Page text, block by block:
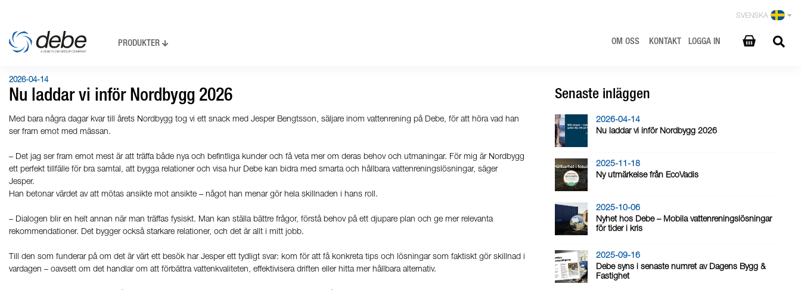
SVENSKA
PRODUKTER OM OSS KONTAKT LOGGA IN
2026-04-14
Nu laddar vi inför Nordbygg 2026
Med bara några dagar kvar till årets Nordbygg tog vi ett snack med Jesper Bengtsson, säljare inom vattenrening på Debe, för att höra vad han
ser fram emot med mässan.
– Det jag ser fram emot mest är att träffa både nya och befintliga kunder och få veta mer om deras behov och utmaningar. För mig är Nordbygg
ett perfekt tillfälle för bra samtal, att bygga relationer och visa hur Debe kan bidra med smarta och hållbara vattenreningslösningar, säger
Jesper.
Han betonar värdet av att mötas ansikte mot ansikte – något han menar gör hela skillnaden i hans roll.
– Dialogen blir en helt annan när man träffas fysiskt. Man kan ställa bättre frågor, förstå behov på ett djupare plan och ge mer relevanta
rekommendationer. Det bygger också starkare relationer, och det är allt i mitt jobb.
Till den som funderar på om det är värt ett besök har Jesper ett tydligt svar: kom för att få konkreta tips och lösningar som faktiskt gör skillnad i
vardagen – oavsett om det handlar om att förbättra vattenkvaliteten, effektivisera driften eller hitta mer hållbara alternativ.
Senaste inläggen
2026-04-14
Nu laddar vi inför Nordbygg 2026
2025-11-18
Ny utmärkelse från EcoVadis
2025-10-06
Nyhet hos Debe – Mobila vattenreningslösningar
för tider i kris
2025-09-16
Debe syns i senaste numret av Dagens Bygg &
Fastighet